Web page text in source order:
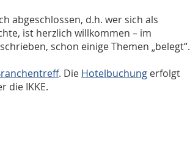
abgeschlossen, d.h. wer sich als
ist herzlich willkommen – im
schon einige Themen „belegt“.
. Die Hotelbuchung erfolgt
die IKKE.